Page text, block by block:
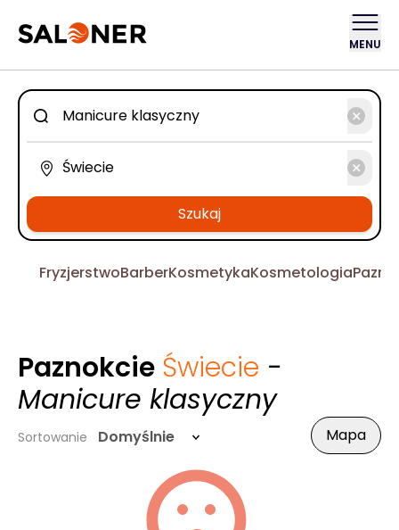
MENU
Szukaj
FryzjerstwoBarberKosmetykaKosmetologia
Paznokcie Świecie -
Manicure klasyczny
Sortowanie Domyślnie Mapa